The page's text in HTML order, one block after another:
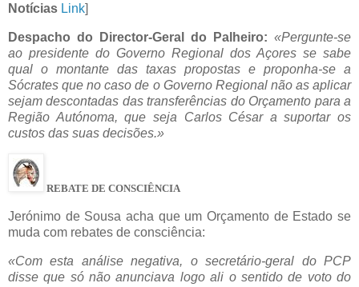
Notícias Link]
Despacho do Director-Geral do Palheiro: «Pergunte-se
ao presidente do Governo Regional dos Açores se sabe
qual o montante das taxas propostas e proponha-se a
Sócrates que no caso de o Governo Regional não as aplicar
sejam descontadas das transferências do Orçamento para a
Região Autónoma, que seja Carlos César a suportar os
custos das suas decisões.»
REBATE DE CONSCIÊNCIA
Jerónimo de Sousa acha que um Orçamento de Estado se
muda com rebates de consciência:
«Com esta análise negativa, o secretário-geral do PCP
disse que só não anunciava logo ali o sentido de voto do